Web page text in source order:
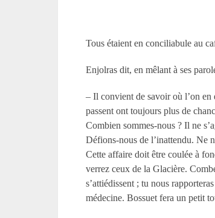
Tous étaient en conciliabule au
Enjolras dit, en mêlant à ses
– Il convient de savoir où l’on en
passent ont toujours plus de
Combien sommes-nous ? Il ne
Défions-nous de l’inattendu. Ne
Cette affaire doit être coulée à
verrez ceux de la Glacière.
s’attiédissent ; tu nous
médecine. Bossuet fera un petit